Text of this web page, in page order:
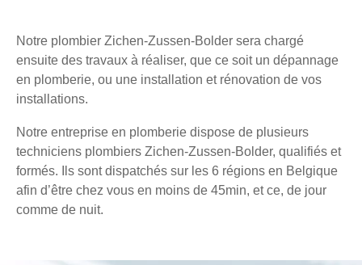
Notre plombier Zichen-Zussen-Bolder sera chargé
ensuite des travaux à réaliser, que ce soit un dépannage
en plomberie, ou une installation et rénovation de vos
installations.
Notre entreprise en plomberie dispose de plusieurs
techniciens plombiers Zichen-Zussen-Bolder, qualifiés et
formés. Ils sont dispatchés sur les 6 régions en Belgique
afin d’être chez vous en moins de 45min, et ce, de jour
comme de nuit.